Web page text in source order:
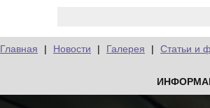
Главная | Новости | Галерея | Статьи и